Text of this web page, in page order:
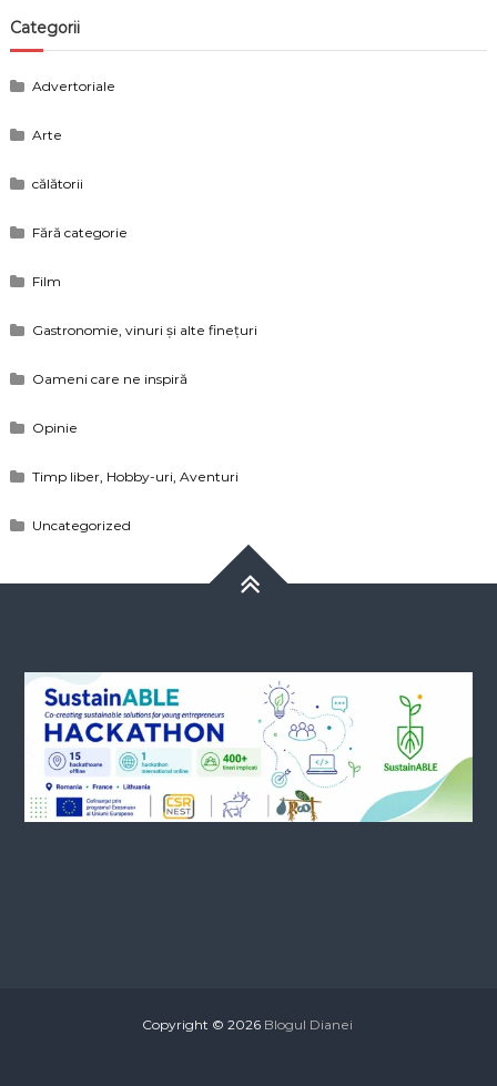
Categorii
Advertoriale
Arte
călătorii
Fără categorie
Film
Gastronomie, vinuri și alte finețuri
Oameni care ne inspiră
Opinie
Timp liber, Hobby-uri, Aventuri
Uncategorized
Copyright © 2026 Blogul Dianei